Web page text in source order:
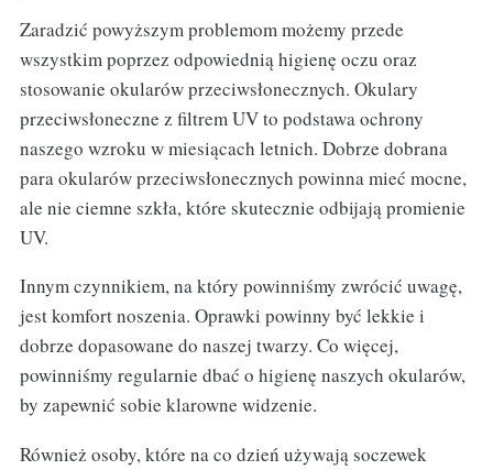
Zaradzić powyższym problemom możemy przede
wszystkim poprzez odpowiednią higienę oczu oraz
stosowanie okularów przeciwsłonecznych. Okulary
przeciwsłoneczne z filtrem UV to podstawa ochrony
naszego wzroku w miesiącach letnich. Dobrze dobrana
para okularów przeciwsłonecznych powinna mieć mocne,
ale nie ciemne szkła, które skutecznie odbijają promienie
UV.
Innym czynnikiem, na który powinniśmy zwrócić uwagę,
jest komfort noszenia. Oprawki powinny być lekkie i
dobrze dopasowane do naszej twarzy. Co więcej,
powinniśmy regularnie dbać o higienę naszych okularów,
by zapewnić sobie klarowne widzenie.
Również osoby, które na co dzień używają soczewek